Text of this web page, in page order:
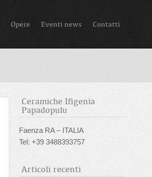
Opere Eventi news Contatti
Ceramiche Ifigenia
Papadopulu
Faenza RA – ITALIA
Tel: +39 3488393757
Articoli recenti